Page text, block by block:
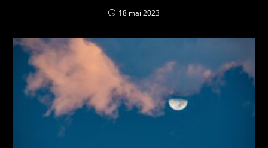
18 mai 2023